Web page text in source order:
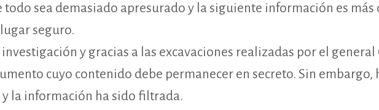
todo sea demasiado apresurado y la siguiente información es
seguro.
investigación y gracias a las excavaciones realizadas por el
cuyo contenido debe permanecer en secreto. Sin
la información ha sido filtrada.